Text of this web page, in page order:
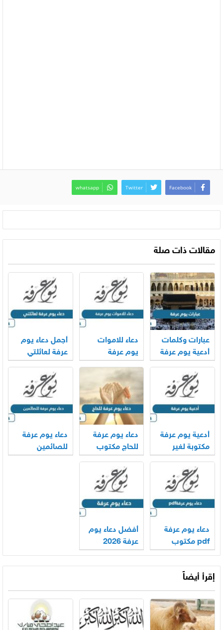
Facebook
Twitter
whatsapp
مقالات ذات صلة
عبارات وكلمات
أدعية يوم عرفة
2026
دعاء للاموات
يوم عرفة
مكتوب 2026
أجمل دعاء يوم
عرفة لعائلتي
2026 – 1447
أدعية يوم عرفة
مكتوبة لغير
الحاج 2026
دعاء يوم عرفة
للحاج مكتوب
2026 – 1447
دعاء يوم عرفة
للصائمين
دعاء يوم عرفة
pdf مكتوب
2026
أفضل دعاء يوم
عرفة 2026
إقرأ أيضاً